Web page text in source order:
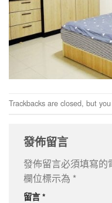
Trackbacks are closed, but
發佈留言
發佈留言必須填寫的
欄位標示為 *
留言*